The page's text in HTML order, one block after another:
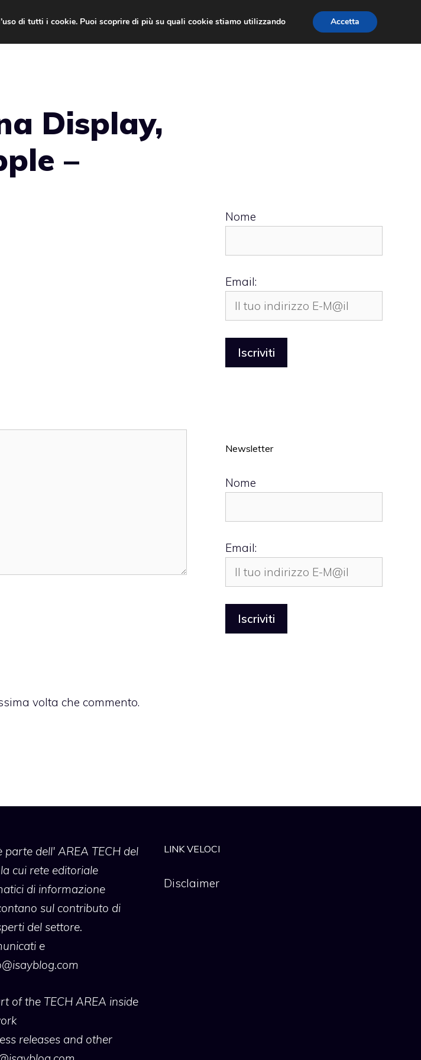
Display,
–
volta che commento.
Nome
Email:
Newsletter
Nome
Email:
parte dell' AREA TECH del
cui rete editoriale
di informazione
sul contributo di
del settore.
e
of the TECH AREA inside
releases and other
LINK VELOCI
Disclaimer
di tutti i cookie. Puoi scoprire di più su quali cookie stiamo utilizzando
Accetta